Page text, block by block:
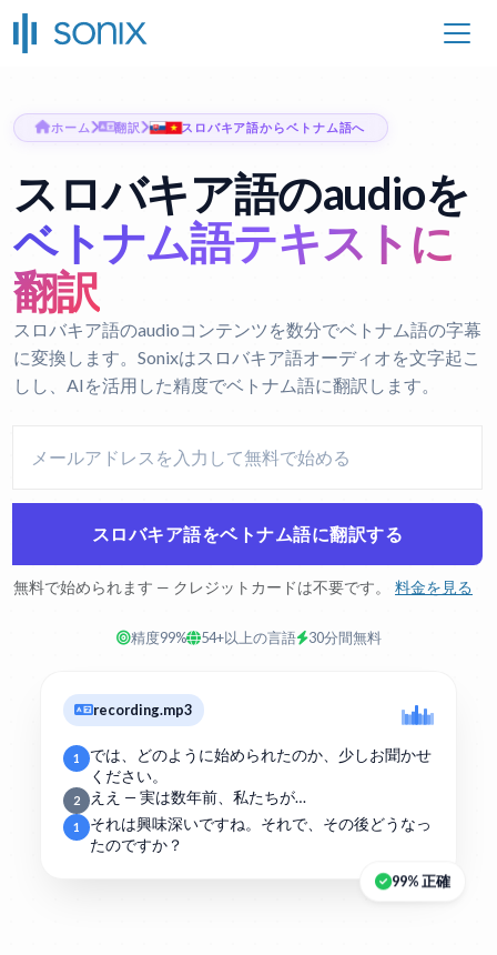
ホーム 翻訳 スロバキア語からベトナム語へ
スロバキア語のaudioを
ベトナム語テキストに
翻訳
スロバキア語のaudioコンテンツを数分でベトナム語の字幕
に変換します。Sonixはスロバキア語オーディオを文字起こ
しし、AIを活用した精度でベトナム語に翻訳します。
スロバキア語をベトナム語に翻訳する
無料で始められます — クレジットカードは不要です。 料金を見る
精度99% 54+以上の言語 30分間無料
recording.mp3
1
では、どのように始められたのか、少しお聞かせ
ください。
2 ええ — 実は数年前、私たちが…
1
それは興味深いですね。それで、その後どうなっ
たのですか？
99% 正確